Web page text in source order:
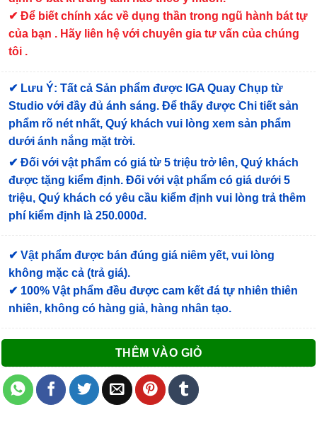
✔ Để biết chính xác về dụng thần trong ngũ hành bát tự
của bạn . Hãy liên hệ với chuyên gia tư vấn của chúng
tôi .
✔ Lưu Ý: Tất cả Sản phẩm được IGA Quay Chụp từ
Studio với đầy đủ ánh sáng. Để thấy được Chi tiết sản
phẩm rõ nét nhất, Quý khách vui lòng xem sản phẩm
dưới ánh nắng mặt trời.
✔ Đối với vật phẩm có giá từ 5 triệu trở lên, Quý khách
được tặng kiểm định. Đối với vật phẩm có giá dưới 5
triệu, Quý khách có yêu cầu kiểm định vui lòng trả thêm
phí kiểm định là 250.000đ.
✔ Vật phẩm được bán đúng giá niêm yết, vui lòng
không mặc cả (trả giá).
✔ 100% Vật phẩm đều được cam kết đá tự nhiên thiên
nhiên, không có hàng giả, hàng nhân tạo.
THÊM VÀO GIỎ